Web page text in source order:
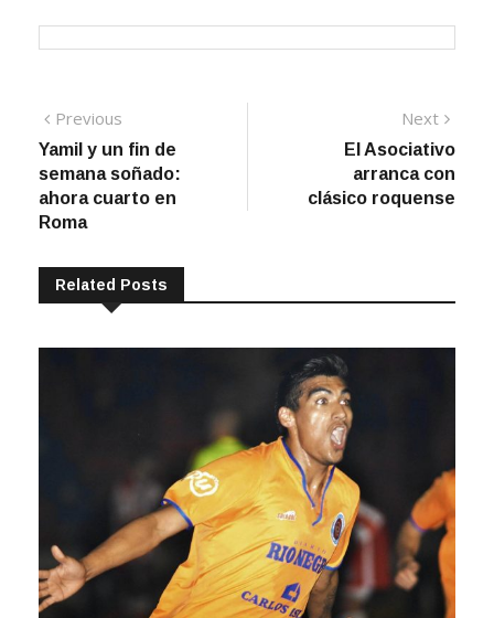
Navegación
de
entradas
Previous
post:
Yamil y un fin de
semana soñado:
ahora cuarto en
Roma
Next
post:
El Asociativo
arranca con
clásico roquense
Related Posts